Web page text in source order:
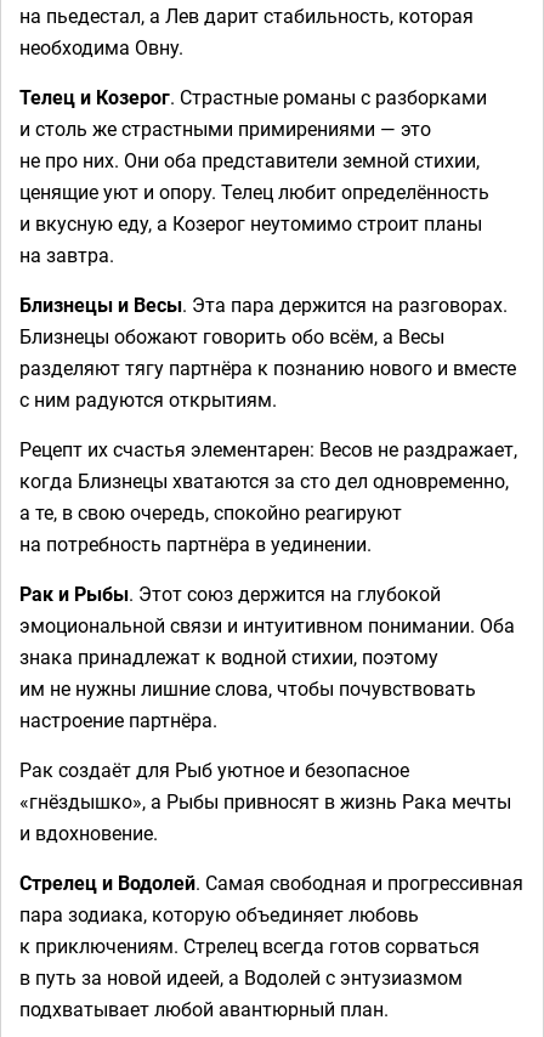
на пьедестал, а Лев дарит стабильность, которая
необходима Овну.
Телец и Козерог. Страстные романы с разборками
и столь же страстными примирениями — это
не про них. Они оба представители земной стихии,
ценящие уют и опору. Телец любит определённость
и вкусную еду, а Козерог неутомимо строит планы
на завтра.
Близнецы и Весы. Эта пара держится на разговорах.
Близнецы обожают говорить обо всём, а Весы
разделяют тягу партнёра к познанию нового и вместе
с ним радуются открытиям.
Рецепт их счастья элементарен: Весов не раздражает,
когда Близнецы хватаются за сто дел одновременно,
а те, в свою очередь, спокойно реагируют
на потребность партнёра в уединении.
Рак и Рыбы. Этот союз держится на глубокой
эмоциональной связи и интуитивном понимании. Оба
знака принадлежат к водной стихии, поэтому
им не нужны лишние слова, чтобы почувствовать
настроение партнёра.
Рак создаёт для Рыб уютное и безопасное
«гнёздышко», а Рыбы привносят в жизнь Рака мечты
и вдохновение.
Стрелец и Водолей. Самая свободная и прогрессивная
пара зодиака, которую объединяет любовь
к приключениям. Стрелец всегда готов сорваться
в путь за новой идеей, а Водолей с энтузиазмом
подхватывает любой авантюрный план.